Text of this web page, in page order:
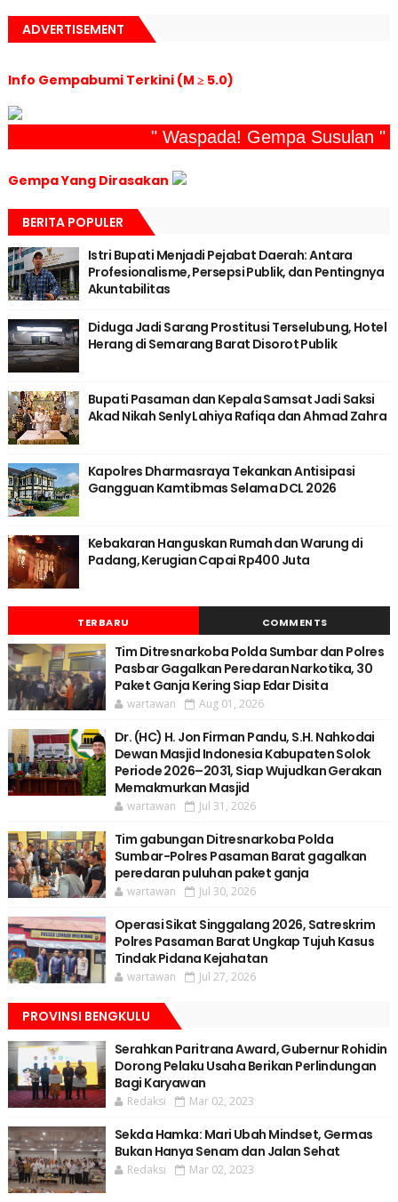
ADVERTISEMENT
Info Gempabumi Terkini (M ≥ 5.0)
" Waspada! Gempa Susulan "
Gempa Yang Dirasakan
BERITA POPULER
Istri Bupati Menjadi Pejabat Daerah: Antara
Profesionalisme, Persepsi Publik, dan Pentingnya
Akuntabilitas
Diduga Jadi Sarang Prostitusi Terselubung, Hotel
Herang di Semarang Barat Disorot Publik
Bupati Pasaman dan Kepala Samsat Jadi Saksi
Akad Nikah Senly Lahiya Rafiqa dan Ahmad Zahra
Kapolres Dharmasraya Tekankan Antisipasi
Gangguan Kamtibmas Selama DCL 2026
Kebakaran Hanguskan Rumah dan Warung di
Padang, Kerugian Capai Rp400 Juta
TERBARU COMMENTS
Tim Ditresnarkoba Polda Sumbar dan Polres
Pasbar Gagalkan Peredaran Narkotika, 30
Paket Ganja Kering Siap Edar Disita
wartawan Aug 01, 2026
Dr. (HC) H. Jon Firman Pandu, S.H. Nahkodai
Dewan Masjid Indonesia Kabupaten Solok
Periode 2026–2031, Siap Wujudkan Gerakan
Memakmurkan Masjid
wartawan Jul 31, 2026
Tim gabungan Ditresnarkoba Polda
Sumbar-Polres Pasaman Barat gagalkan
peredaran puluhan paket ganja
wartawan Jul 30, 2026
Operasi Sikat Singgalang 2026, Satreskrim
Polres Pasaman Barat Ungkap Tujuh Kasus
Tindak Pidana Kejahatan
wartawan Jul 27, 2026
PROVINSI BENGKULU
Serahkan Paritrana Award, Gubernur Rohidin
Dorong Pelaku Usaha Berikan Perlindungan
Bagi Karyawan
Redaksi Mar 02, 2023
Sekda Hamka: Mari Ubah Mindset, Germas
Bukan Hanya Senam dan Jalan Sehat
Redaksi Mar 02, 2023